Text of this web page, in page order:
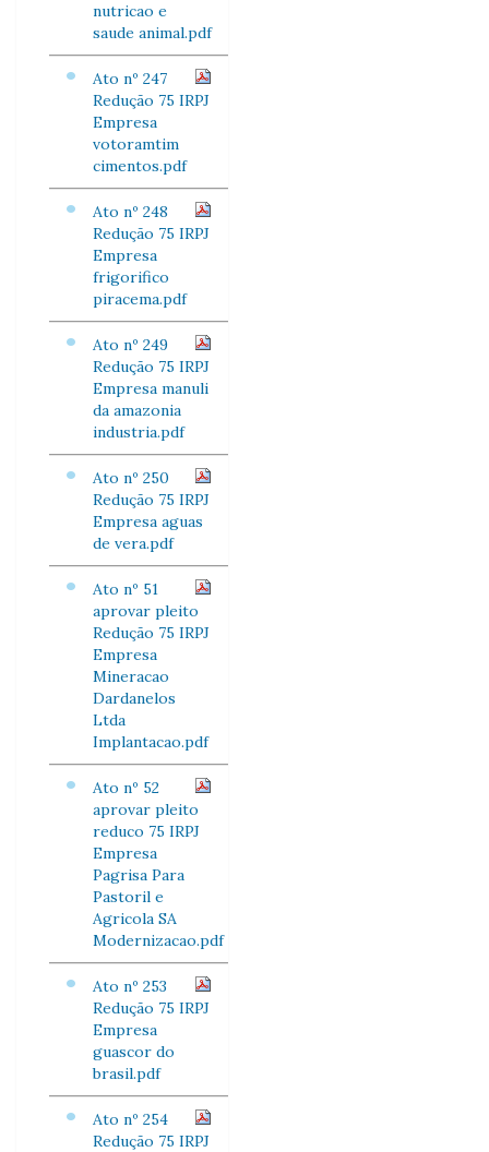
nutricao e
saude animal.pdf
Ato nº 247
Redução 75 IRPJ
Empresa
votoramtim
cimentos.pdf
Ato nº 248
Redução 75 IRPJ
Empresa
frigorifico
piracema.pdf
Ato nº 249
Redução 75 IRPJ
Empresa manuli
da amazonia
industria.pdf
Ato nº 250
Redução 75 IRPJ
Empresa aguas
de vera.pdf
Ato nº 51
aprovar pleito
Redução 75 IRPJ
Empresa
Mineracao
Dardanelos
Ltda
Implantacao.pdf
Ato nº 52
aprovar pleito
reduco 75 IRPJ
Empresa
Pagrisa Para
Pastoril e
Agricola SA
Modernizacao.pdf
Ato nº 253
Redução 75 IRPJ
Empresa
guascor do
brasil.pdf
Ato nº 254
Redução 75 IRPJ